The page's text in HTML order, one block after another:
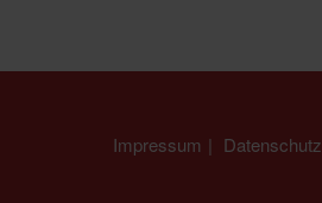
Impressum Datenschutz